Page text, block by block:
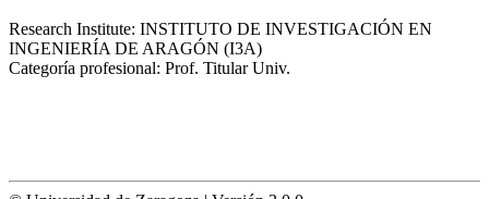
Research Institute: INSTITUTO DE INVESTIGACIÓN EN
INGENIERÍA DE ARAGÓN (I3A)
Categoría profesional: Prof. Titular Univ.